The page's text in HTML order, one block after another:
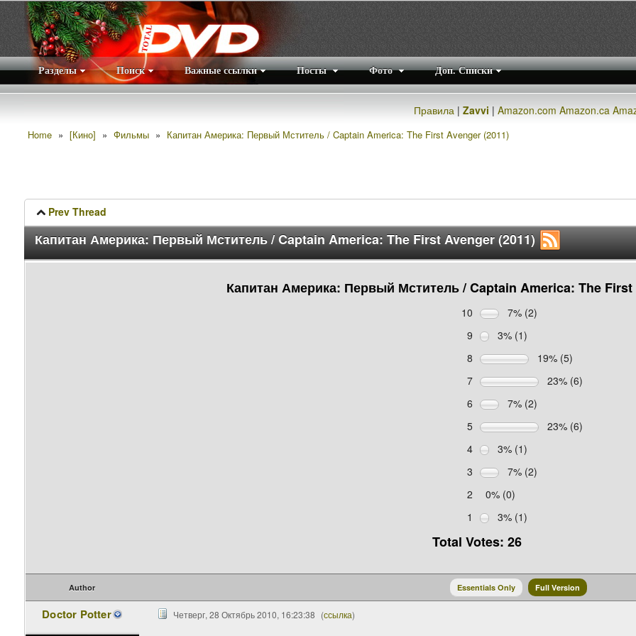
Разделы Поиск Важные ссылки Посты Фото Доп. Списки
Правила |Zavvi |Amazon.com Amazon.ca
Home » [Кино] » Фильмы » Капитан Америка: Первый Мститель / Captain America: The First Avenger (2011)
Prev Thread
Капитан Америка: Первый Мститель / Captain America: The First Avenger (2011)
Капитан Америка: Первый Мститель / Captain America: The First
10
7% (2)
9
3% (1)
8
19% (5)
7
23% (6)
6
7% (2)
5
23% (6)
4
3% (1)
3
7% (2)
2
0% (0)
1
3% (1)
Total Votes: 26
Author Essentials Only Full Version
Doctor Potter Четверг, 28 Октябрь 2010, 16:23:38 (ссылка)